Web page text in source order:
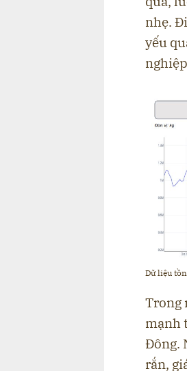
nhẹ.
yếu
Dữ liệu
Trong
mạnh
Đông.
rắn,